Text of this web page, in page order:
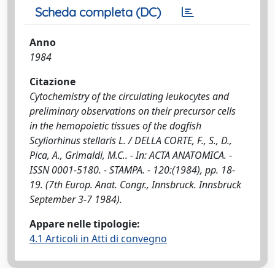
Scheda completa (DC)
Anno
1984
Citazione
Cytochemistry of the circulating leukocytes and
preliminary observations on their precursor cells
in the hemopoietic tissues of the dogfish
Scyliorhinus stellaris L. / DELLA CORTE, F., S., D.,
Pica, A., Grimaldi, M.C.. - In: ACTA ANATOMICA. -
ISSN 0001-5180. - STAMPA. - 120:(1984), pp. 18-
19. (7th Europ. Anat. Congr., Innsbruck. Innsbruck
September 3-7 1984).
Appare nelle tipologie:
4.1 Articoli in Atti di convegno